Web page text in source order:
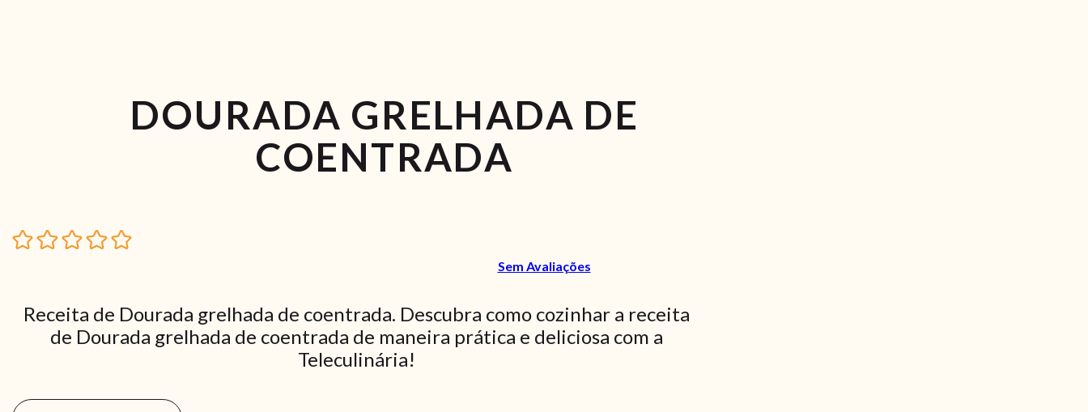
DOURADA GRELHADA DE
COENTRADA
Sem Avaliações
Receita de Dourada grelhada de coentrada. Descubra como cozinhar a receita
de Dourada grelhada de coentrada de maneira prática e deliciosa com a
Teleculinária!